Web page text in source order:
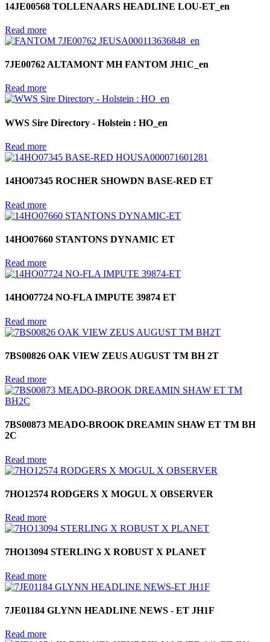
14JE00568 TOLLENAARS HEADLINE LOU-ET_en
Read more
7JE00762 ALTAMONT MH FANTOM JH1C_en
Read more
WWS Sire Directory - Holstein : HO_en
Read more
14HO07345 ROCHER SHOWDN BASE-RED ET
Read more
14HO07660 STANTONS DYNAMIC ET
Read more
14HO07724 NO-FLA IMPUTE 39874 ET
Read more
7BS00826 OAK VIEW ZEUS AUGUST TM BH 2T
Read more
7BS00873 MEADO-BROOK DREAMIN SHAW ET TM BH
2C
Read more
7HO12574 RODGERS X MOGUL X OBSERVER
Read more
7HO13094 STERLING X ROBUST X PLANET
Read more
7JE01184 GLYNN HEADLINE NEWS - ET JH1F
Read more